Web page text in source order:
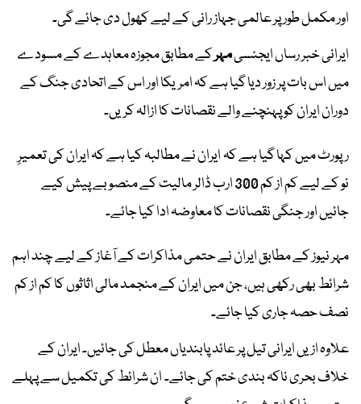
اور مکمل طور پر عالمی جہاز رانی کے لیے کھول دی جائے گی۔
ایرانی خبر رساں ایجنسیمہرکے مطابق مجوزہ معاہدے کے مسودے
میں اس بات پر زور دیا گیا ہے کہ امریکا اور اس کے اتحادی جنگ کے
دوران ایران کو پہنچنے والے نقصانات کا ازالہ کریں۔
رپورٹ میں کہا گیا ہے کہ ایران نے مطالبہ کیا ہے کہ ایران کی تعمیرِ
نو کے لیے کم از کم 300 ارب ڈالر مالیت کے منصوبے پیش کیے
جائیں اور جنگی نقصانات کا معاوضہ ادا کیا جائے۔
مہر نیوز کے مطابق ایران نے حتمی مذاکرات کے آغاز کے لیے چند اہم
شرائط بھی رکھی ہیں، جن میں ایران کے منجمد مالی اثاثوں کا کم از کم
نصف حصہ جاری کیا جائے۔
علاوہ ازیں ایرانی تیل پر عائد پابندیاں معطل کی جائیں۔ ایران کے
خلاف بحری ناکہ بندی ختم کی جائے۔ ان شرائط کی تکمیل سے پہلے